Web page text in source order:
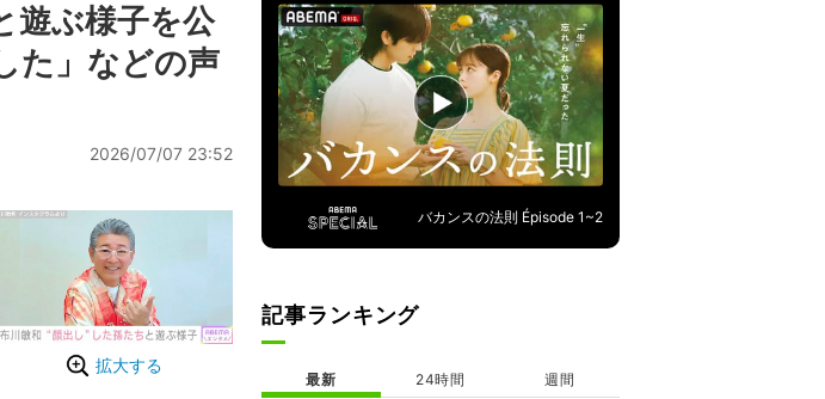
遊ぶ様子を公
た」などの声
2026/07/07 23:52
拡大する
バカンスの法則 Épisode 1~2
記事ランキング
最新 24時間 週間